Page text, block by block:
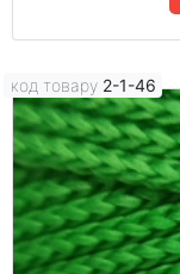
код товару 2-1-46